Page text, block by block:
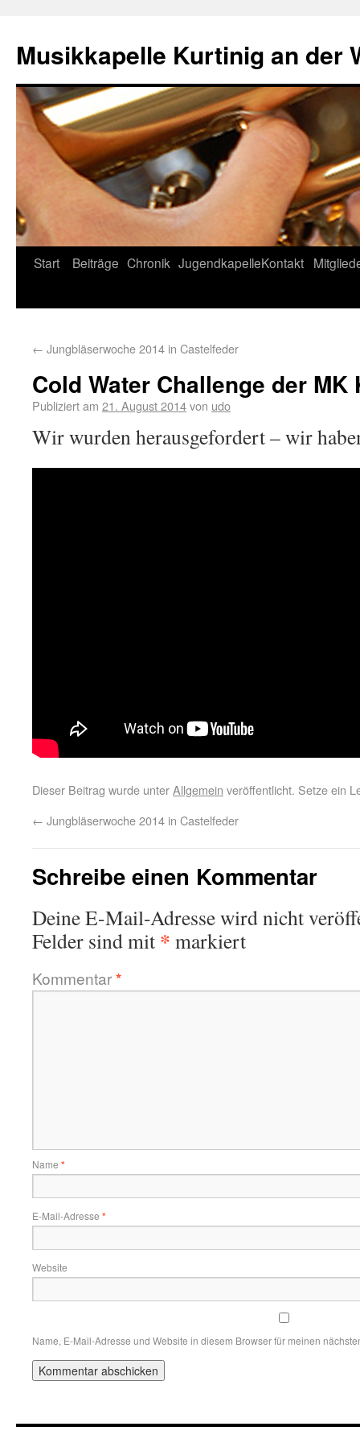
Musikkapelle Kurtinig an der
Start Beiträge Chronik JugendkapelleKontakt
← Jungbläserwoche 2014 in Castelfeder
Cold Water Challenge der
Publiziert am 21. August 2014von udo
Wir wurden herausgefordert – wir
Dieser Beitrag wurde unterAllgemein veröffentlicht. Setze ein
← Jungbläserwoche 2014 in Castelfeder
Schreibe einen Kommentar
Deine E-Mail-Adresse wird nicht
Felder sind mit * markiert
Kommentar*
Name *
E-Mail-Adresse *
Website
Name, E-Mail-Adresse und Website in diesem Browser für meinen